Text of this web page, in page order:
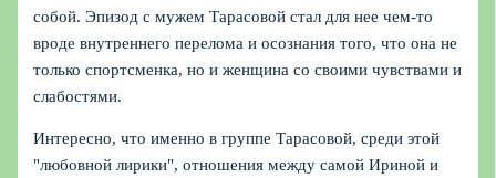
собой. Эпизод с мужем Тарасовой стал для нее чем-то
вроде внутреннего перелома и осознания того, что она не
только спортсменка, но и женщина со своими чувствами и
слабостями.
Интересно, что именно в группе Тарасовой, среди этой
"любовной лирики", отношения между самой Ириной и